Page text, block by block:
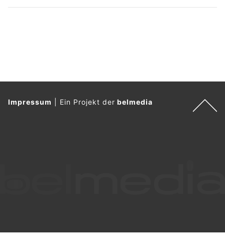
Impressum Ein Projekt derbelmedia